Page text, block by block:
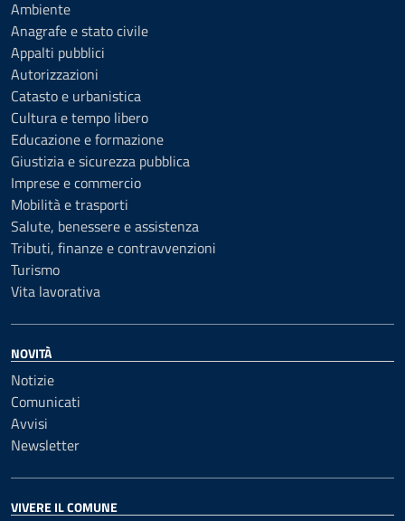
Ambiente
Anagrafe e stato civile
Appalti pubblici
Autorizzazioni
Catasto e urbanistica
Cultura e tempo libero
Educazione e formazione
Giustizia e sicurezza pubblica
Imprese e commercio
Mobilità e trasporti
Salute, benessere e assistenza
Tributi, finanze e contravvenzioni
Turismo
Vita lavorativa
NOVITÀ
Notizie
Comunicati
Avvisi
Newsletter
VIVERE IL COMUNE